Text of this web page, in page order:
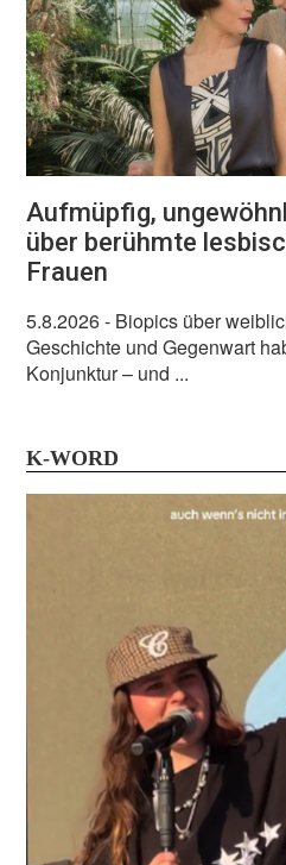
Aufmüpfig,
über berühmte
Frauen
5.8.2026- Biopics über
Geschichte und Gegenwart
Konjunktur – und ...
K-WORD